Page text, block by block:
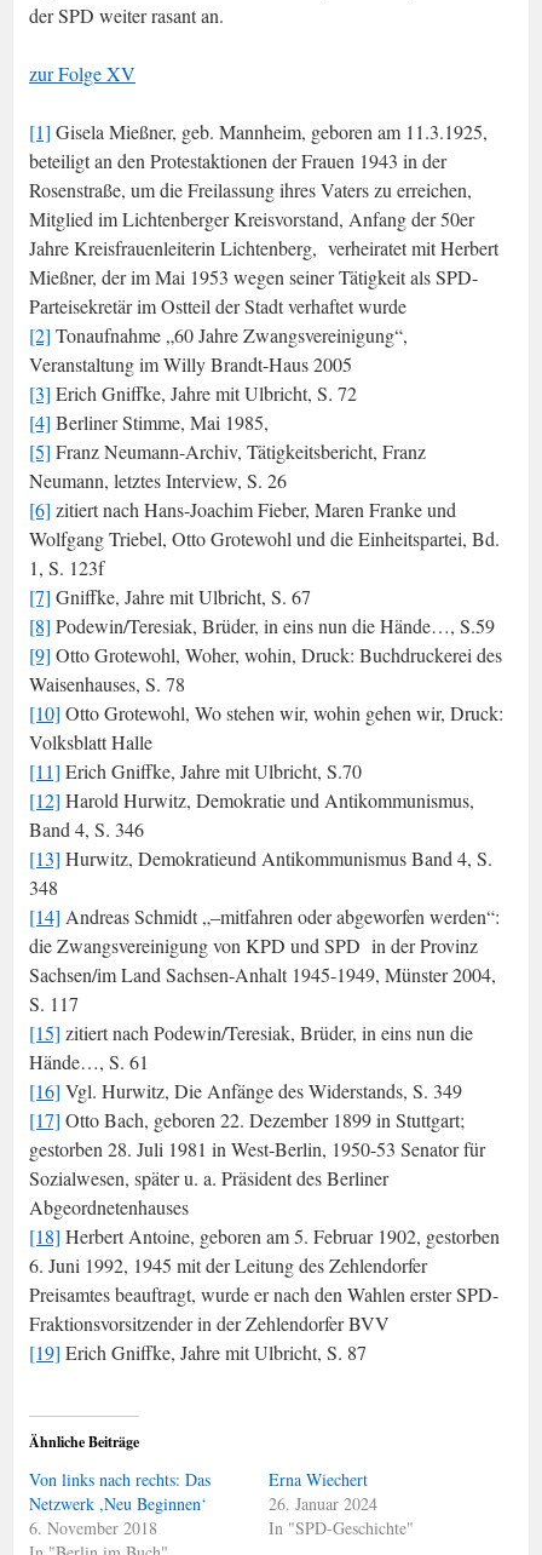
der SPD weiter rasant an.
zur Folge XV
[1] Gisela Mießner, geb. Mannheim, geboren am 11.3.1925,
beteiligt an den Protestaktionen der Frauen 1943 in der
Rosenstraße, um die Freilassung ihres Vaters zu erreichen,
Mitglied im Lichtenberger Kreisvorstand, Anfang der 50er
Jahre Kreisfrauenleiterin Lichtenberg, verheiratet mit Herbert
Mießner, der im Mai 1953 wegen seiner Tätigkeit als SPD-
Parteisekretär im Ostteil der Stadt verhaftet wurde
[2] Tonaufnahme „60 Jahre Zwangsvereinigung“,
Veranstaltung im Willy Brandt-Haus 2005
[3] Erich Gniffke, Jahre mit Ulbricht, S. 72
[4] Berliner Stimme, Mai 1985,
[5] Franz Neumann-Archiv, Tätigkeitsbericht, Franz
Neumann, letztes Interview, S. 26
[6] zitiert nach Hans-Joachim Fieber, Maren Franke und
Wolfgang Triebel, Otto Grotewohl und die Einheitspartei, Bd.
1, S. 123f
[7] Gniffke, Jahre mit Ulbricht, S. 67
[8] Podewin/Teresiak, Brüder, in eins nun die Hände…, S.59
[9] Otto Grotewohl, Woher, wohin, Druck: Buchdruckerei des
Waisenhauses, S. 78
[10] Otto Grotewohl, Wo stehen wir, wohin gehen wir, Druck:
Volksblatt Halle
[11] Erich Gniffke, Jahre mit Ulbricht, S.70
[12] Harold Hurwitz, Demokratie und Antikommunismus,
Band 4, S. 346
[13] Hurwitz, Demokratieund Antikommunismus Band 4, S.
348
[14] Andreas Schmidt „–mitfahren oder abgeworfen werden“:
die Zwangsvereinigung von KPD und SPD in der Provinz
Sachsen/im Land Sachsen-Anhalt 1945-1949, Münster 2004,
S. 117
[15] zitiert nach Podewin/Teresiak, Brüder, in eins nun die
Hände…, S. 61
[16] Vgl. Hurwitz, Die Anfänge des Widerstands, S. 349
[17] Otto Bach, geboren 22. Dezember 1899 in Stuttgart;
gestorben 28. Juli 1981 in West-Berlin, 1950-53 Senator für
Sozialwesen, später u. a. Präsident des Berliner
Abgeordnetenhauses
[18] Herbert Antoine, geboren am 5. Februar 1902, gestorben
6. Juni 1992, 1945 mit der Leitung des Zehlendorfer
Preisamtes beauftragt, wurde er nach den Wahlen erster SPD-
Fraktionsvorsitzender in der Zehlendorfer BVV
[19] Erich Gniffke, Jahre mit Ulbricht, S. 87
Ähnliche Beiträge
Von links nach rechts: Das
Netzwerk ,Neu Beginnen‘
6. November 2018
Erna Wiechert
26. Januar 2024
In "SPD-Geschichte"